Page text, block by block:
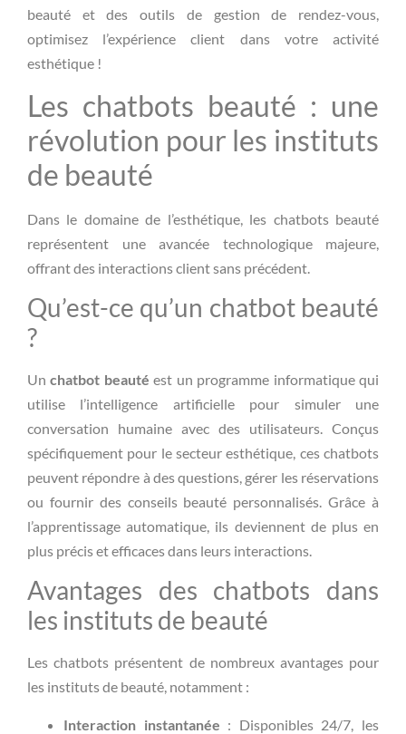
beauté et des outils de gestion de rendez-vous,
optimisez l’expérience client dans votre activité
esthétique !
Les chatbots beauté : une
révolution pour les instituts
de beauté
Dans le domaine de l’esthétique, les chatbots beauté
représentent une avancée technologique majeure,
offrant des interactions client sans précédent.
Qu’est-ce qu’un chatbot beauté
?
Unchatbot beauté est un programme informatique qui
utilise l’intelligence artificielle pour simuler une
conversation humaine avec des utilisateurs. Conçus
spécifiquement pour le secteur esthétique, ces chatbots
peuvent répondre à des questions, gérer les réservations
ou fournir des conseils beauté personnalisés. Grâce à
l’apprentissage automatique, ils deviennent de plus en
plus précis et efficaces dans leurs interactions.
Avantages des chatbots dans
les instituts de beauté
Les chatbots présentent de nombreux avantages pour
les instituts de beauté, notamment :
Interaction instantanée : Disponibles 24/7, les